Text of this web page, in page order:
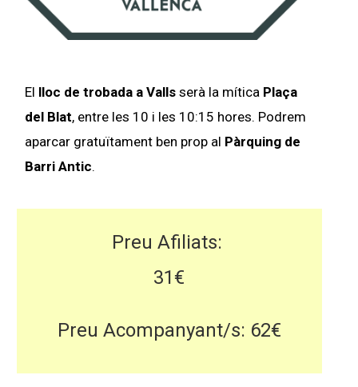
El lloc de trobada a Vallsserà la mítica Plaça
del Blat, entre les 10 i les 10:15 hores. Podrem
aparcar gratuïtament ben prop al Pàrquing de
Barri Antic.
Preu Afiliats:
31€
Preu Acompanyant/s: 62€